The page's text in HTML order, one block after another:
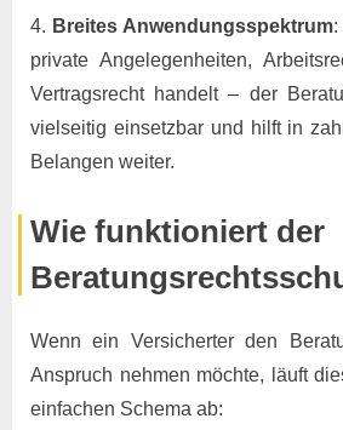
Breites Anwendungsspektrum
private Angelegenheiten,
Vertragsrecht handelt – der
vielseitig einsetzbar und hilft in
Belangen weiter.
Wie funktioniert der
Wenn ein Versicherter den
Anspruch nehmen möchte, läuft
einfachen Schema ab: